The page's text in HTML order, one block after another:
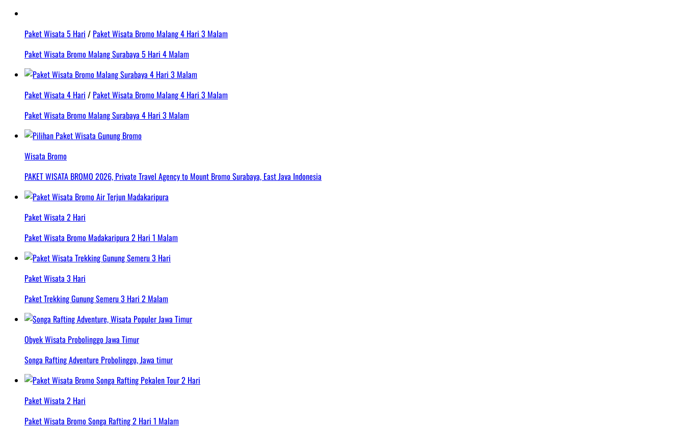
Paket Wisata 5 Hari / Paket Wisata Bromo Malang 4 Hari 3 Malam
Paket Wisata Bromo Malang Surabaya 5 Hari 4 Malam
Paket Wisata 4 Hari / Paket Wisata Bromo Malang 4 Hari 3 Malam
Paket Wisata Bromo Malang Surabaya 4 Hari 3 Malam
Wisata Bromo
PAKET WISATA BROMO 2026, Private Travel Agency to Mount Bromo Surabaya, East Java Indonesia
Paket Wisata 2 Hari
Paket Wisata Bromo Madakaripura 2 Hari 1 Malam
Paket Wisata 3 Hari
Paket Trekking Gunung Semeru 3 Hari 2 Malam
Obyek Wisata Probolinggo Jawa Timur
Songa Rafting Adventure Probolinggo, Jawa timur
Paket Wisata 2 Hari
Paket Wisata Bromo Songa Rafting 2 Hari 1 Malam